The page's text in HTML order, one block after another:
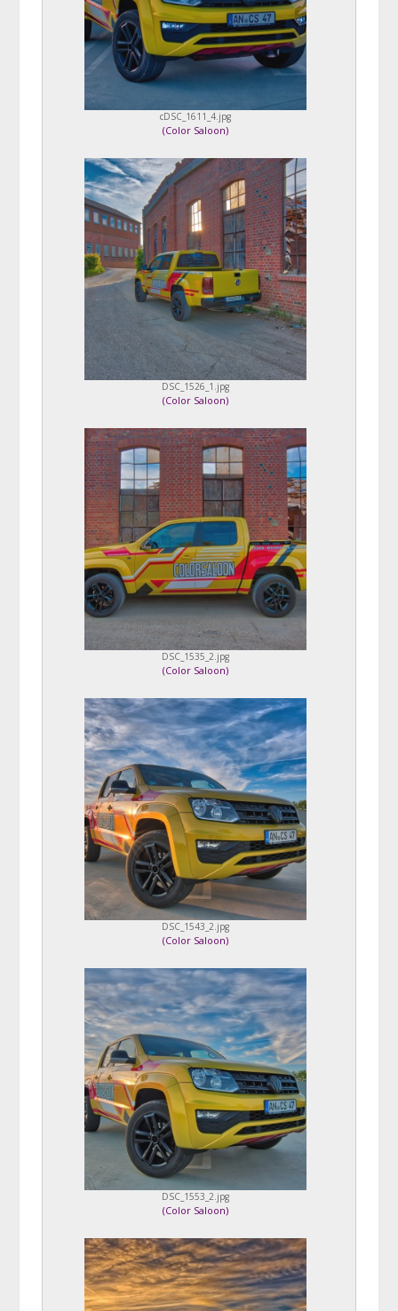
cDSC_1611_4.jpg
(Color Saloon)
DSC_1526_1.jpg
(Color Saloon)
DSC_1535_2.jpg
(Color Saloon)
DSC_1543_2.jpg
(Color Saloon)
DSC_1553_2.jpg
(Color Saloon)